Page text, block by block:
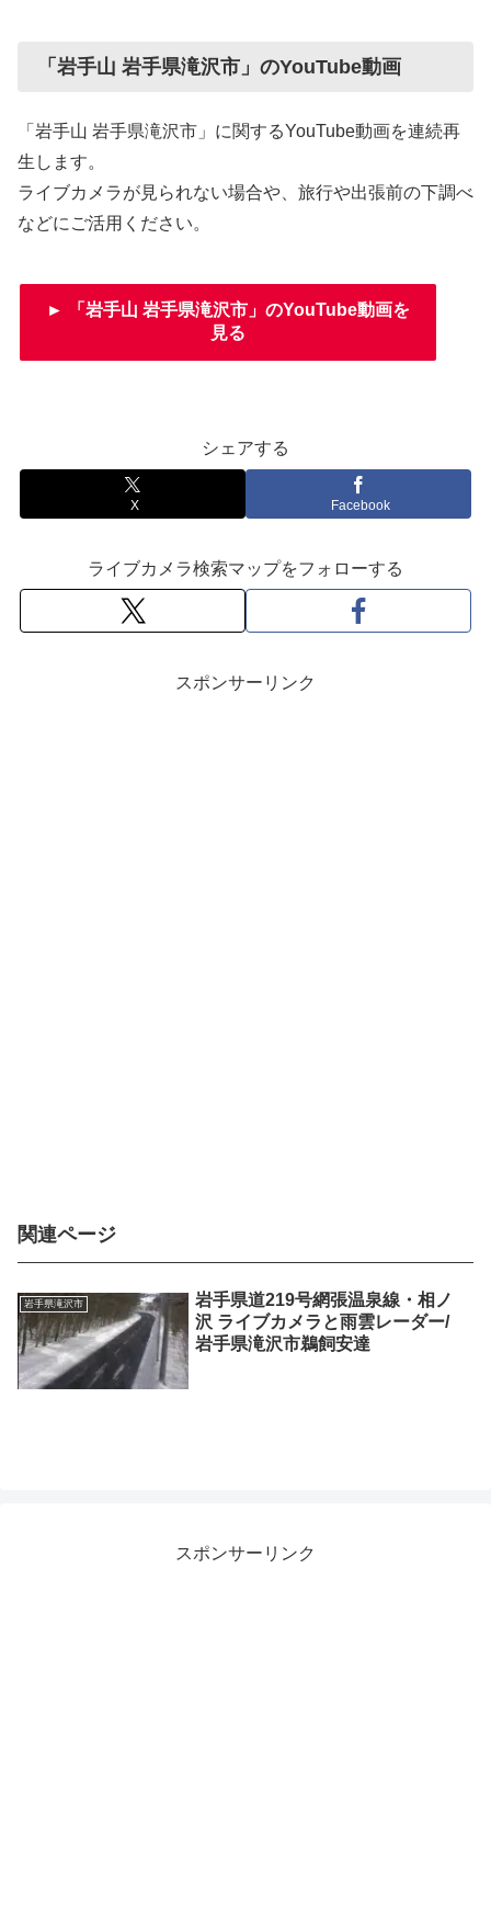
「岩手山 岩手県滝沢市」のYouTube動画
「岩手山 岩手県滝沢市」に関するYouTube動画を連続再
生します。
ライブカメラが見られない場合や、旅行や出張前の下調べ
などにご活用ください。
► 「岩手山 岩手県滝沢市」のYouTube動画を
見る
シェアする
X Facebook
ライブカメラ検索マップをフォローする
スポンサーリンク
関連ページ
岩手県滝沢市
岩手県道219号網張温泉線・相ノ
沢 ライブカメラと雨雲レーダー/
岩手県滝沢市鵜飼安達
スポンサーリンク